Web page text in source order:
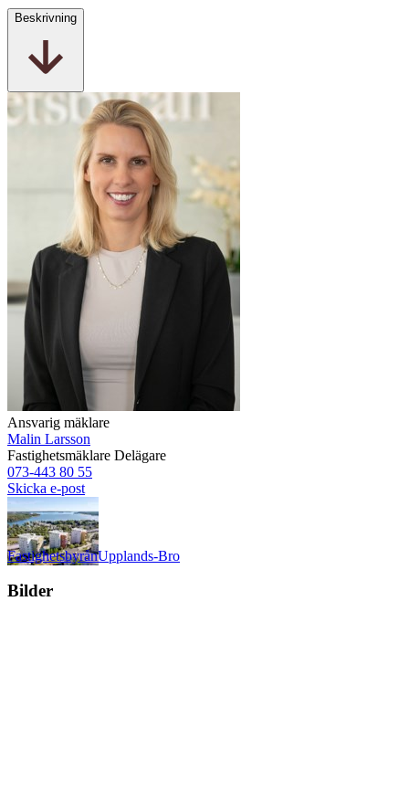
Beskrivning
Ansvarig mäklare
Malin Larsson
Fastighetsmäklare Delägare
073-443 80 55
Skicka e-post
FastighetsbyrånUpplands-Bro
Bilder